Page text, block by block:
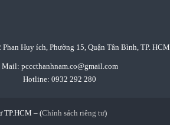
Huy ích, Phường 15, Quận Tân Bình, TP. HCM
Mail: pcccthanhnam.co@gmail.com
Hotline: 0932 292 280
TP.HCM – (Chính sách riêng tư)